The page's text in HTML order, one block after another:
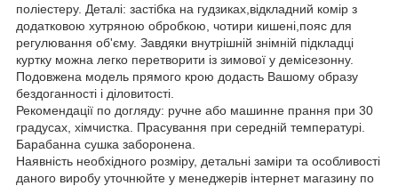
поліестеру. Деталі: застібка на гудзиках,відкладний комір з
додатковою хутряною обробкою, чотири кишені,пояс для
регулювання об'єму. Завдяки внутрішній знімній підкладці
куртку можна легко перетворити із зимової у демісезонну.
Подовжена модель прямого крою додасть Вашому образу
бездоганності і діловитості.
Рекомендації по догляду: ручне або машинне прання при 30
градусах, хімчистка. Прасування при середній температурі.
Барабанна сушка заборонена.
Наявність необхідного розміру, детальні заміри та особливості
даного виробу уточнюйте у менеджерів інтернет магазину по